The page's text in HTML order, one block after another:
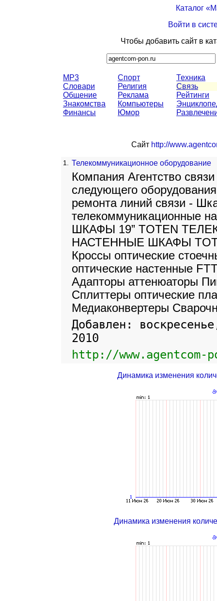
Каталог
Войти в
Чтобы добавить сайт в
MP3
Словари
Общение
Знакомства
Финансы
Спорт
Религия
Реклама
Компьютеры
Юмор
Техника
Связь
Рейтинги
Сайт http://
1. Телекоммуникационное оборудование
Компания Агентство
следующего
ремонта линий связи -
телекоммуникационные
ШКАФЫ 19” TOTEN
НАСТЕННЫЕ ШКАФЫ
Кроссы оптические
оптические настенные
Адапторы аттенюаторы
Сплиттеры оптические
Медиаконвертеры
Добавлен:
2010
http://www.agentcom-
Динамика изменения
Динамика изменения